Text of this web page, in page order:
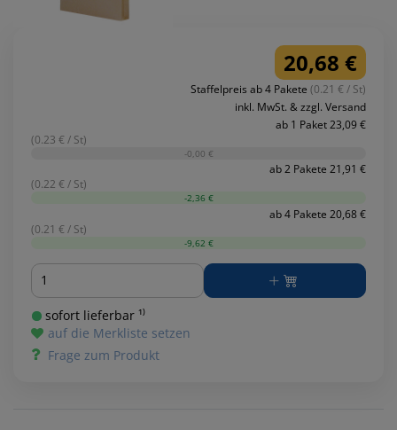
20,68 €
Staffelpreis ab 4 Pakete (0.21 € / St)
inkl. MwSt. & zzgl. Versand
ab 1 Paket 23,09 €
(0.23 € / St)
-0,00 €
ab 2 Pakete 21,91 €
(0.22 € / St)
-2,36 €
ab 4 Pakete 20,68 €
(0.21 € / St)
-9,62 €
Menge
sofort lieferbar ¹⁾
auf die Merkliste setzen
Frage zum Produkt